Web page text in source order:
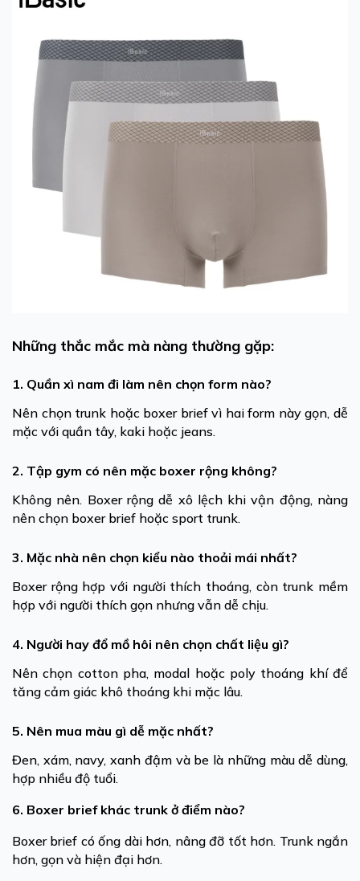
Những thắc mắc mà nàng thường gặp:
1. Quần xì nam đi làm nên chọn form nào?
Nên chọn trunk hoặc boxer brief vì hai form này gọn, dễ
mặc với quần tây, kaki hoặc jeans.
2. Tập gym có nên mặc boxer rộng không?
Không nên. Boxer rộng dễ xô lệch khi vận động, nàng
nên chọn boxer brief hoặc sport trunk.
3. Mặc nhà nên chọn kiểu nào thoải mái nhất?
Boxer rộng hợp với người thích thoáng, còn trunk mềm
hợp với người thích gọn nhưng vẫn dễ chịu.
4. Người hay đổ mồ hôi nên chọn chất liệu gì?
Nên chọn cotton pha, modal hoặc poly thoáng khí để
tăng cảm giác khô thoáng khi mặc lâu.
5. Nên mua màu gì dễ mặc nhất?
Đen, xám, navy, xanh đậm và be là những màu dễ dùng,
hợp nhiều độ tuổi.
6. Boxer brief khác trunk ở điểm nào?
Boxer brief có ống dài hơn, nâng đỡ tốt hơn. Trunk ngắn
hơn, gọn và hiện đại hơn.